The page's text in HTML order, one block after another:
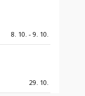
8. 10. - 9. 10.
29. 10.